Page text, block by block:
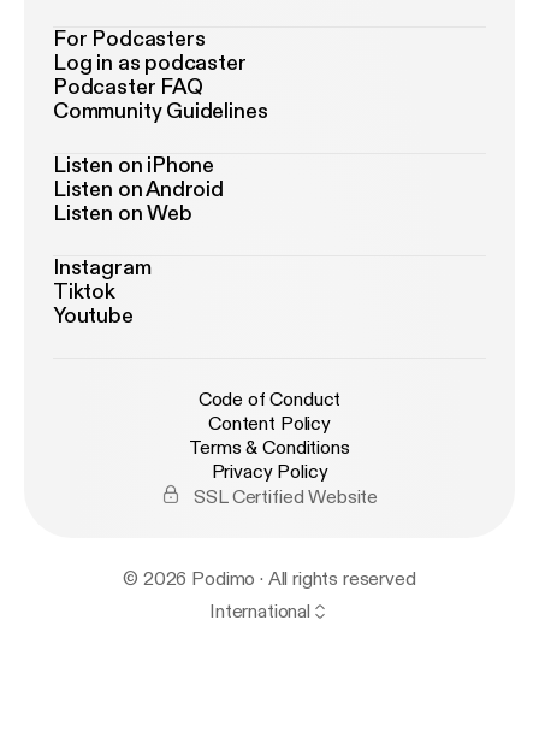
For Podcasters
Log in as podcaster
Podcaster FAQ
Community Guidelines
Listen on iPhone
Listen on Android
Listen on Web
Instagram
Tiktok
Youtube
Code of Conduct
Content Policy
Terms & Conditions
Privacy Policy
SSL Certified Website
© 2026 Podimo · All rights reserved
International